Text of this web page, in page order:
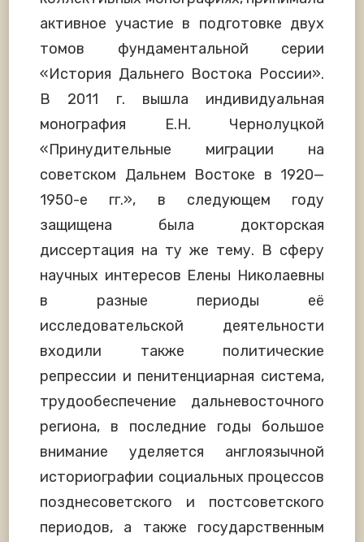
активное участие в подготовке двух
томов фундаментальной серии
«История Дальнего Востока России».
В 2011 г. вышла индивидуальная
монография Е.Н. Чернолуцкой
«Принудительные миграции на
советском Дальнем Востоке в 1920—
1950-е гг.», в следующем году
защищена была докторская
диссертация на ту же тему. В сферу
научных интересов Елены Николаевны
в разные периоды её
исследовательской деятельности
входили также политические
репрессии и пенитенциарная система,
трудообеспечение дальневосточного
региона, в последние годы большое
внимание уделяется англоязычной
историографии социальных процессов
позднесоветского и постсоветского
периодов, а также государственным